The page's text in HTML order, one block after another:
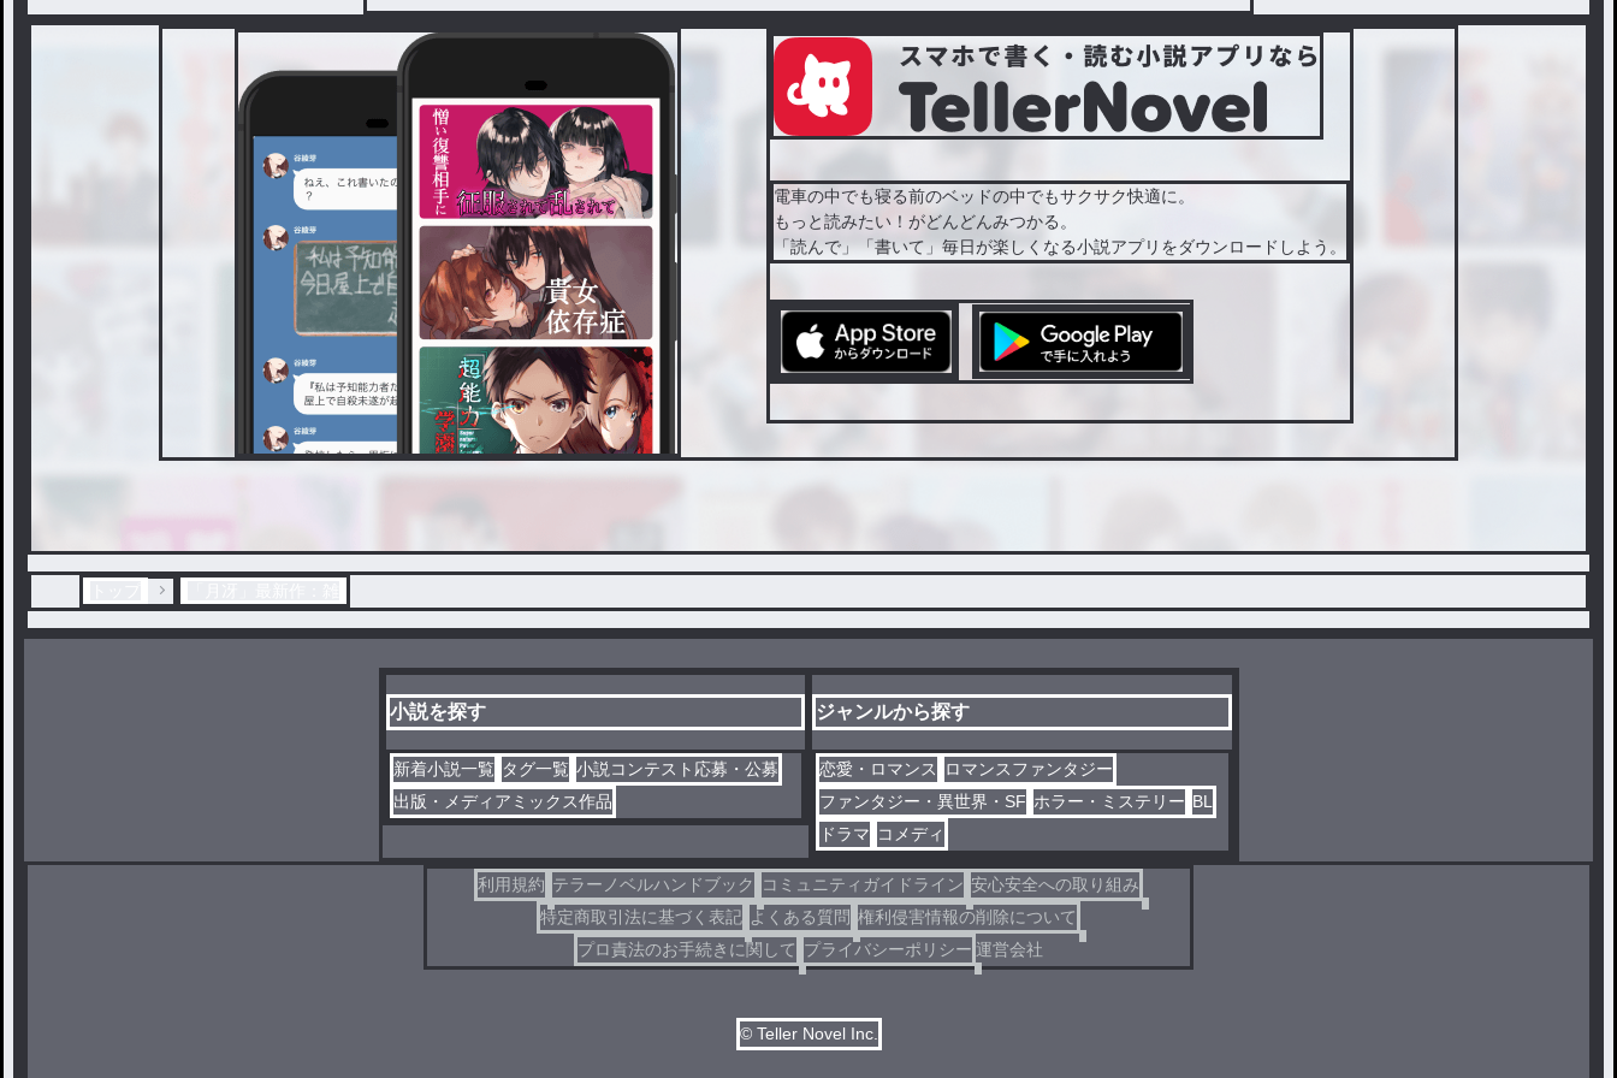
電車の中でも寝る前のベッドの中でもサクサク快適に。
もっと読みたい！がどんどんみつかる。
「読んで」「書いて」毎日が楽しくなる小説アプリをダウンロードしよう。
小説を探す
新着小説一覧 タグ一覧 小説コンテスト応募・公募
出版・メディアミックス作品
ジャンルから探す
恋愛・ロマンス
ロマンスファンタジー
ファンタジー・異世界・SF ホラー・ミステリー BL
ドラマ コメディ
利用規約 テラーノベルハンドブック コミュニティガイドライン 安心安全への取り組み
特定商取引法に基づく表記 よくある質問 権利侵害情報の削除について
プロ責法のお手続きに関して プライバシーポリシー 運営会社
© Teller Novel Inc.